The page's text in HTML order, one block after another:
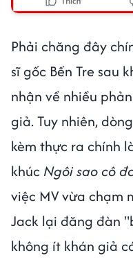
Phải chăng đây
sĩ gốc Bến Tre sau
nhận về nhiều
giả. Tuy nhiên,
kèm thực ra chính
khúc Ngôi sao cô
việc MV vừa chạm
Jack lại đăng đàn
không ít khán giả